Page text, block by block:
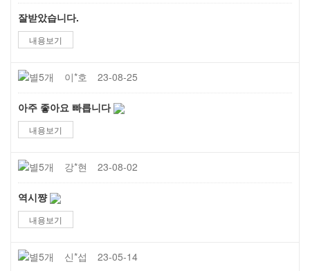
잘받았습니다.
내용보기
이*호 23-08-25
아주 좋아요 빠릅니다
내용보기
강*현 23-08-02
역시쨩
내용보기
신*섭 23-05-14